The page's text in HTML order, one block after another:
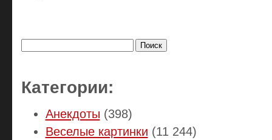
Категории:
Анекдоты (398)
Веселые картинки (11 244)